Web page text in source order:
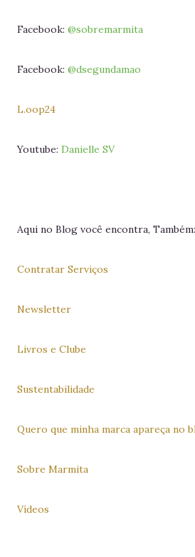
Facebook: @sobremarmita
Facebook: @dsegundamao
L.oop24
Youtube: Danielle SV
Aqui no Blog você encontra, Também:
Contratar Serviços
Newsletter
Livros e Clube
Sustentabilidade
Quero que minha marca apareça no
Sobre Marmita
Vídeos